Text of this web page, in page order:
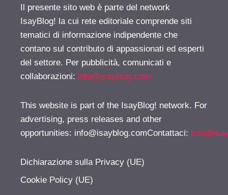
Il presente sito web è parte del network
IsayBlog! la cui rete editoriale comprende siti
tematici di informazione indipendente che
contano sul contributo di appassionati ed esperti
del settore. Per pubblicità, comunicati e
collaborazioni: info@isayblog.com
This website is part of the IsayBlog! network. For
advertising, press releases and other
opportunities: info@isayblog.comContattaci:
Dichiarazione sulla Privacy (UE)
Cookie Policy (UE)